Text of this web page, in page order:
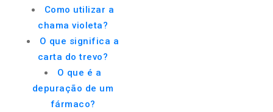
Como utilizar a
chama violeta?
O que significa a
carta do trevo?
O que é a
depuração de um
fármaco?